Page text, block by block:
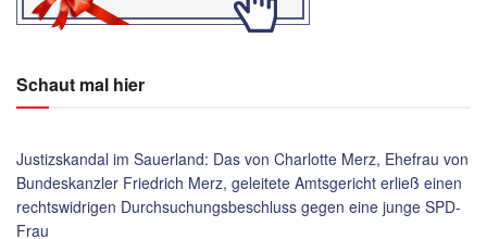
Schaut mal hier
Justizskandal im Sauerland: Das von Charlotte Merz, Ehefrau von
Bundeskanzler Friedrich Merz, geleitete Amtsgericht erließ einen
rechtswidrigen Durchsuchungsbeschluss gegen eine junge SPD-
Frau